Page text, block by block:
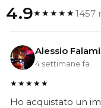
4.9★★★★★1457
Alessio
4 settimane fa
★★★★★
Ho acquistato un